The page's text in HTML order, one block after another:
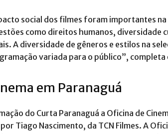
social dos filmes foram importantes
como direitos humanos, diversidade
A diversidade de gêneros e estilos na
variada para o público”,
em Paranaguá
do Curta Paranaguá a Oficina de
Tiago Nascimento, da TCN Filmes. A